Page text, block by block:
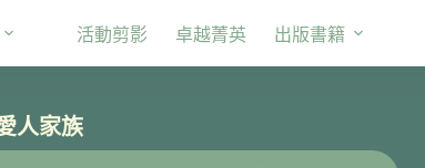
活動剪影 卓越菁英 出版書籍
人家族